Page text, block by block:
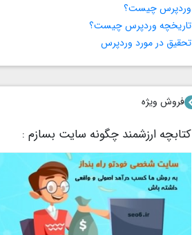
وردپرس چیست؟
تاریخچه وردپرس چیست؟
تحقیق در مورد وردپرس
فروش ویژه
کتابچه ارزشمند چگونه سایت بسازم :